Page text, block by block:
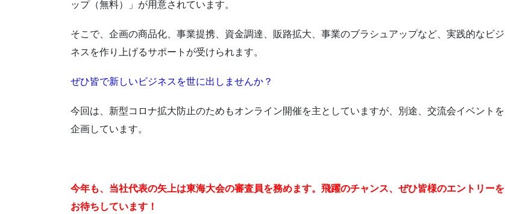
ップ（無料）」が用意されています。
そこで、企画の商品化、事業提携、資金調達、販路拡大、事業のブラシュアップなど、実践的なビジ
ネスを作り上げるサポートが受けられます。
ぜひ皆で新しいビジネスを世に出しませんか？
今回は、新型コロナ拡大防止のためもオンライン開催を主としていますが、別途、交流会イベントを
企画しています。
今年も、当社代表の矢上は東海大会の審査員を務めます。飛躍のチャンス、ぜひ皆様のエントリーを
お待ちしています！